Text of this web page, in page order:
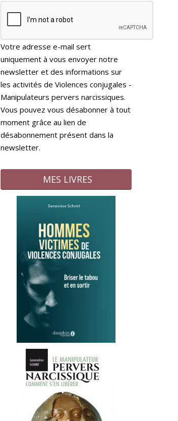
Votre adresse e-mail sert
uniquement à vous envoyer notre
newsletter et des informations sur
les activités de Violences conjugales -
Manipulateurs pervers narcissiques.
Vous pouvez vous désabonner à tout
moment grâce au lien de
désabonnement présent dans la
newsletter.
MES LIVRES